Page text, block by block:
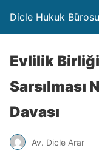
Dicle Hukuk Bürosu
Evlilik
Sarsılması
Davası
Av. Dicle Arar